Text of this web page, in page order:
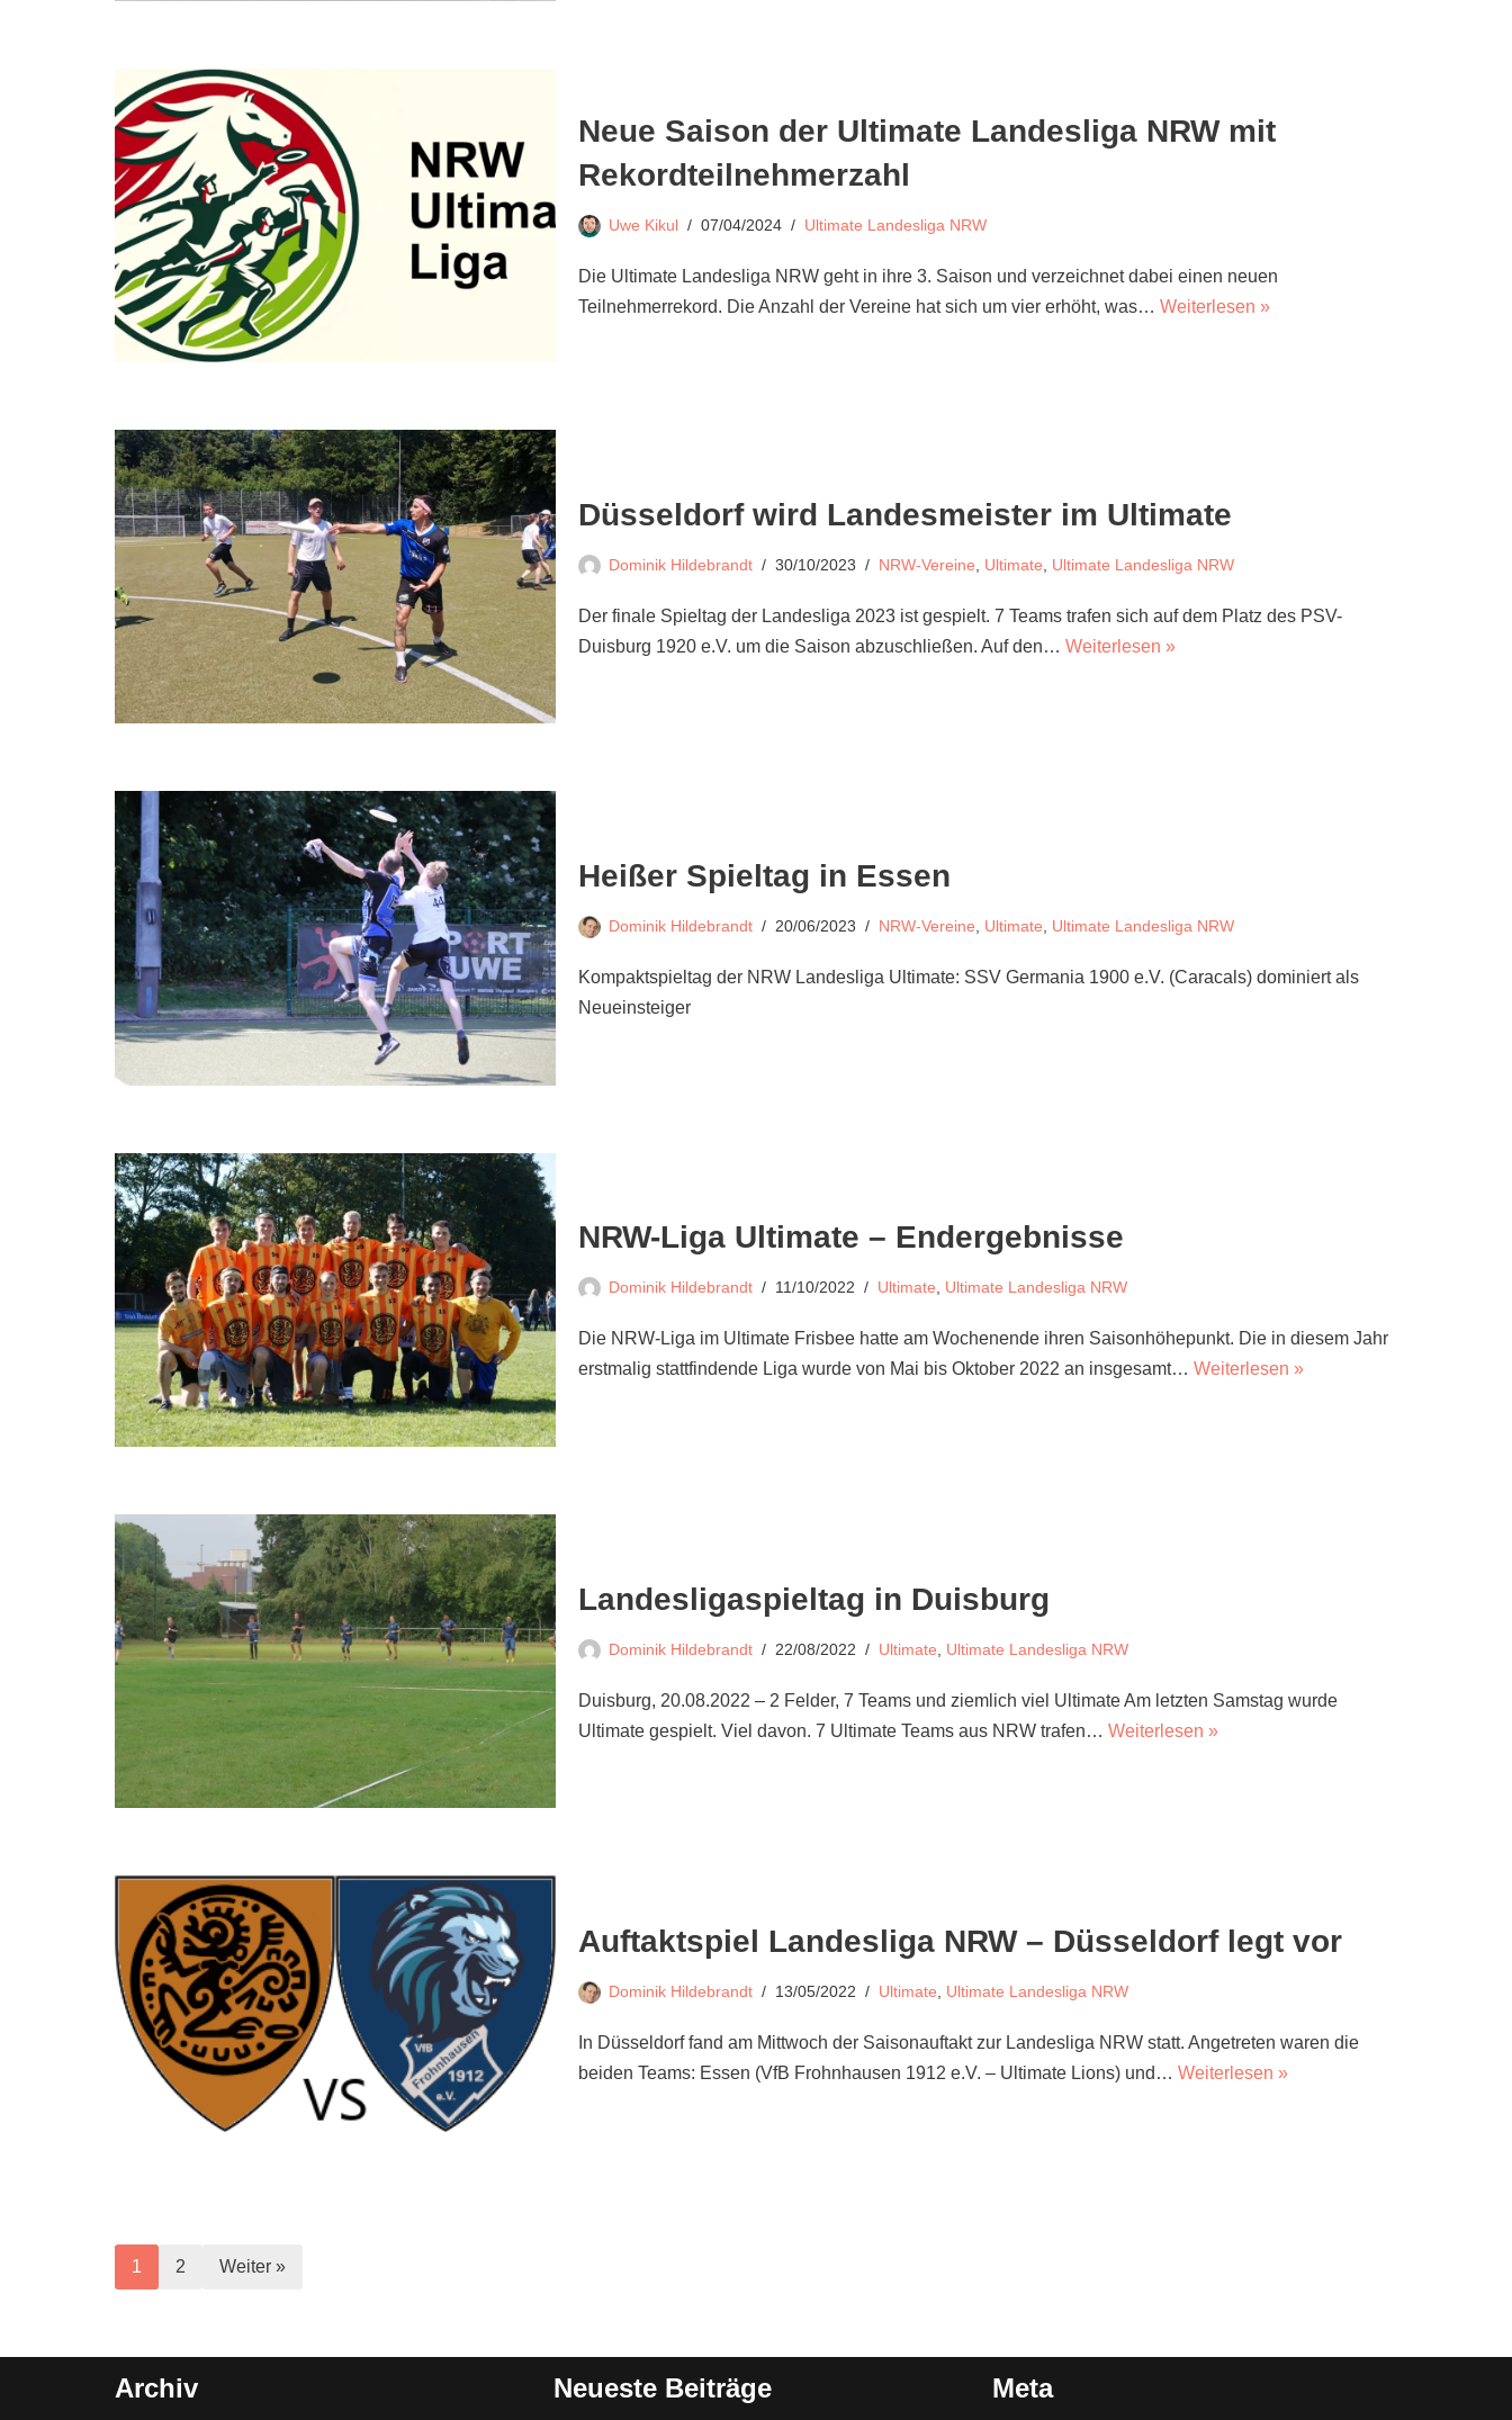
Neue Saison der Ultimate Landesliga NRW mit
Rekordteilnehmerzahl
Uwe Kikul 07/04/2024 Ultimate Landesliga NRW
Die Ultimate Landesliga NRW geht in ihre 3. Saison und verzeichnet dabei einen neuen
Teilnehmerrekord. Die Anzahl der Vereine hat sich um vier erhöht, was… Weiterlesen »
Düsseldorf wird Landesmeister im Ultimate
Dominik Hildebrandt 30/10/2023 NRW-Vereine Ultimate Ultimate Landesliga NRW
Der finale Spieltag der Landesliga 2023 ist gespielt. 7 Teams trafen sich auf dem Platz des PSV-
Duisburg 1920 e.V. um die Saison abzuschließen. Auf den… Weiterlesen »
Heißer Spieltag in Essen
Dominik Hildebrandt 20/06/2023 NRW-Vereine Ultimate Ultimate Landesliga NRW
Kompaktspieltag der NRW Landesliga Ultimate: SSV Germania 1900 e.V. (Caracals) dominiert als
Neueinsteiger
NRW-Liga Ultimate – Endergebnisse
Dominik Hildebrandt 11/10/2022 Ultimate, Ultimate Landesliga NRW
Die NRW-Liga im Ultimate Frisbee hatte am Wochenende ihren Saisonhöhepunkt. Die in diesem Jahr
erstmalig stattfindende Liga wurde von Mai bis Oktober 2022 an insgesamt… Weiterlesen »
Landesligaspieltag in Duisburg
Dominik Hildebrandt 22/08/2022 Ultimate Ultimate Landesliga NRW
Duisburg, 20.08.2022 – 2 Felder, 7 Teams und ziemlich viel Ultimate Am letzten Samstag wurde
Ultimate gespielt. Viel davon. 7 Ultimate Teams aus NRW trafen… Weiterlesen »
Auftaktspiel Landesliga NRW – Düsseldorf legt vor
Dominik Hildebrandt 13/05/2022 Ultimate Ultimate Landesliga NRW
In Düsseldorf fand am Mittwoch der Saisonauftakt zur Landesliga NRW statt. Angetreten waren die
beiden Teams: Essen (VfB Frohnhausen 1912 e.V. – Ultimate Lions) und… Weiterlesen »
1 2 Weiter »
Archiv Neueste Beiträge Meta